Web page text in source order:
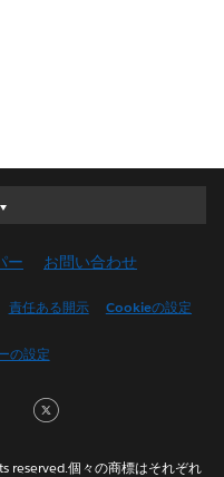
ー お問い合わせ
責任ある開示 Cookieの設定
の設定
reserved.個々の商標はそれぞれ